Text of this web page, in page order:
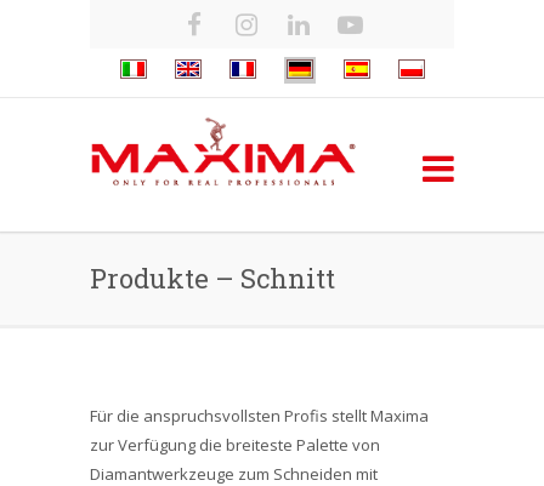
Produkte – Schnitt
Für die anspruchsvollsten Profis stellt Maxima
zur Verfügung die breiteste Palette von
Diamantwerkzeuge zum Schneiden mit